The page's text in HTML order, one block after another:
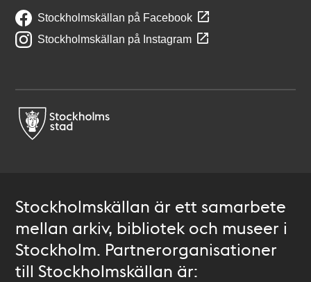
Stockholmskällan på Facebook
Stockholmskällan på Instagram
Stockholmskällan är ett samarbete
mellan arkiv, bibliotek och museer i
Stockholm. Partnerorganisationer
till Stockholmskällan är: